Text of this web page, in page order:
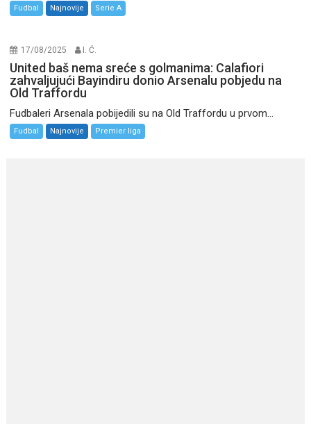
Fudbal Najnovije Serie A
17/08/2025 I. Ć.
United baš nema sreće s golmanima: Calafiori
zahvaljujući Bayindiru donio Arsenalu pobjedu na
Old Traffordu
Fudbaleri Arsenala pobijedili su na Old Traffordu u prvom...
Fudbal Najnovije Premier liga